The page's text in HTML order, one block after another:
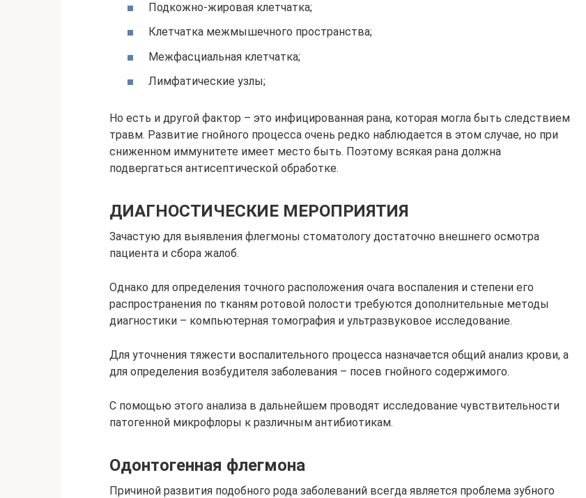
Подкожно-жировая клетчатка;
Клетчатка межмышечного пространства;
Межфасциальная клетчатка;
Лимфатические узлы;
Но есть и другой фактор – это инфицированная рана, которая могла быть следствием
травм. Развитие гнойного процесса очень редко наблюдается в этом случае, но при
сниженном иммунитете имеет место быть. Поэтому всякая рана должна
подвергаться антисептической обработке.
ДИАГНОСТИЧЕСКИЕ МЕРОПРИЯТИЯ
Зачастую для выявления флегмоны стоматологу достаточно внешнего осмотра
пациента и сбора жалоб.
Однако для определения точного расположения очага воспаления и степени его
распространения по тканям ротовой полости требуются дополнительные методы
диагностики – компьютерная томография и ультразвуковое исследование.
Для уточнения тяжести воспалительного процесса назначается общий анализ крови, а
для определения возбудителя заболевания – посев гнойного содержимого.
С помощью этого анализа в дальнейшем проводят исследование чувствительности
патогенной микрофлоры к различным антибиотикам.
Одонтогенная флегмона
Причиной развития подобного рода заболеваний всегда является проблема зубного